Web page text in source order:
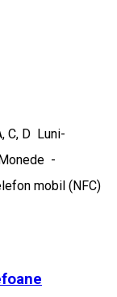
C, D Luni-
-
mobil (NFC)